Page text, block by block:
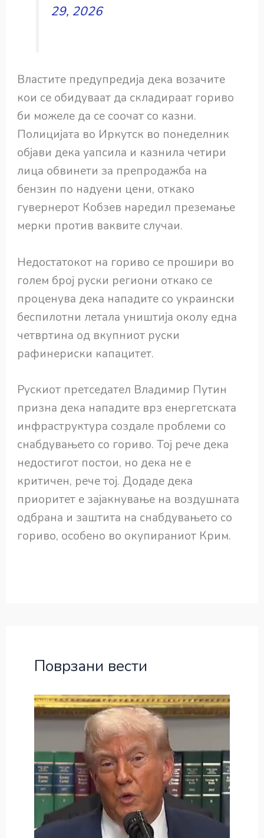
29, 2026
Властите предупредија дека возачите
кои се обидуваат да складираат гориво
би можеле да се соочат со казни.
Полицијата во Иркутск во понеделник
објави дека уапсила и казнила четири
лица обвинети за препродажба на
бензин по надуени цени, откако
гувернерот Кобзев наредил преземање
мерки против ваквите случаи.
Недостатокот на гориво се прошири во
голем број руски региони откако се
проценува дека нападите со украински
беспилотни летала уништија околу една
четвртина од вкупниот руски
рафинериски капацитет.
Рускиот претседател Владимир Путин
призна дека нападите врз енергетската
инфраструктура создале проблеми со
снабдувањето со гориво. Тој рече дека
недостигот постои, но дека не е
критичен, рече тој. Додаде дека
приоритет е зајакнување на воздушната
одбрана и заштита на снабдувањето со
гориво, особено во окупираниот Крим.
Поврзани вести